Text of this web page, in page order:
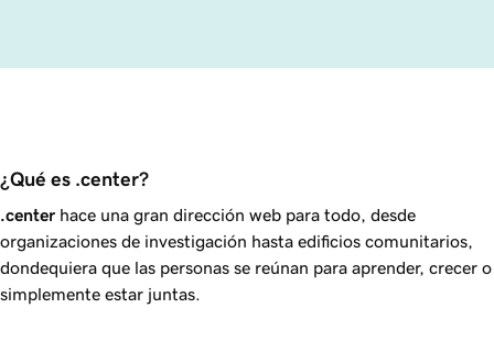
¿Qué es .center?
.center hace una gran dirección web para todo, desde
organizaciones de investigación hasta edificios comunitarios,
dondequiera que las personas se reúnan para aprender, crecer o
simplemente estar juntas.